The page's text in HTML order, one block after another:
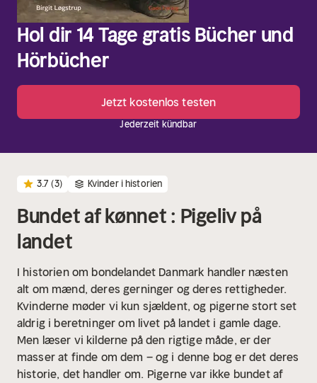
Hol dir 14 Tage gratis Bücher und
Hörbücher
Jetzt kostenlos testen
Jederzeit kündbar
3.7 (3) Kvinder i historien
Bundet af kønnet : Pigeliv på
landet
I historien om bondelandet Danmark handler næsten
alt om mænd, deres gerninger og deres rettigheder.
Kvinderne møder vi kun sjældent, og pigerne stort set
aldrig i beretninger om livet på landet i gamle dage.
Men læser vi kilderne på den rigtige måde, er der
masser at finde om dem – og i denne bog er det deres
historie, det handler om. Pigerne var ikke bundet af